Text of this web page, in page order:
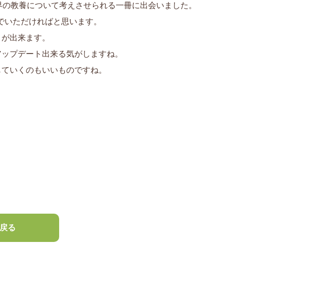
教養について考えさせられる一冊に出会いました。
ただければと思います。
出来ます。
プデート出来る気がしますね。
いくのもいいものですね。
る